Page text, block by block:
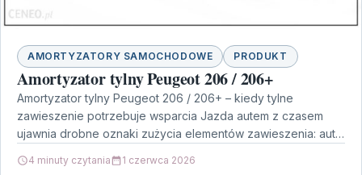
AMORTYZATORY SAMOCHODOWE PRODUKT
Amortyzator tylny Peugeot 206 / 206+
Amortyzator tylny Peugeot 206 / 206+ – kiedy tylne
zawieszenie potrzebuje wsparcia Jazda autem z czasem
ujawnia drobne oznaki zużycia elementów zawieszenia: auto
4 minuty czytania 1 czerwca 2026